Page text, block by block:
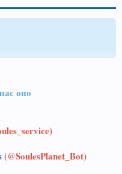
оно
(@SoulesPlanet_Bot)